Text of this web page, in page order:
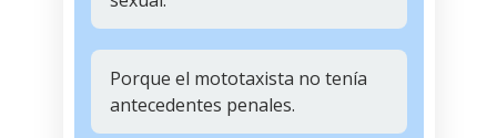
Porque el mototaxista no tenía
antecedentes penales.